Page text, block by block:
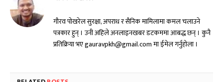
गौरव पोखरेल सुरक्षा, अपराध र सैनिक मामिलामा कमल चलाउने
पत्रकार हुन् । उनी अहिले अनलाइनखबर डटकममा आबद्ध छन् । कुनै
प्रतिक्रिया भए gauravpkh@gmail.com मा ईमेल गर्नुहोला ।